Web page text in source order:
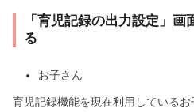
「育児記録の出力設定」
る
お子さん
育児記録機能を現在利用している